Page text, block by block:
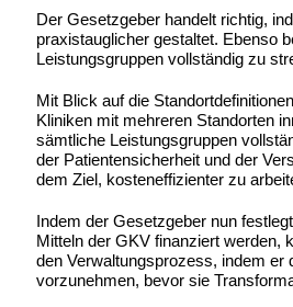
Der Gesetzgeber handelt richtig,
praxistauglicher gestaltet. Ebenso
Leistungsgruppen vollständig zu
Mit Blick auf die
Kliniken mit mehreren Standorten
sämtliche Leistungsgruppen
der Patientensicherheit und der
dem Ziel, kosteneffizienter zu
Indem der Gesetzgeber nun
Mitteln der GKV finanziert werden,
den Verwaltungsprozess, indem er
vorzunehmen, bevor sie